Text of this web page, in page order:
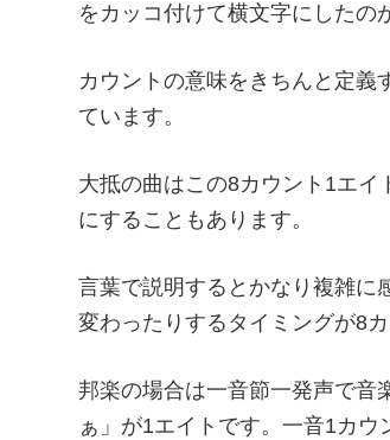
をカッコ付けて横文字にしたの
カウントの意味をきちんと定義
ています。
大抵の曲はこの8カウント1エ
にすることもあります。
言葉で説明するとかなり複雑に
変わったりするタイミングが8
邦楽の場合は一音節一発声で音
ぁ」が1エイトです。一音1カウ